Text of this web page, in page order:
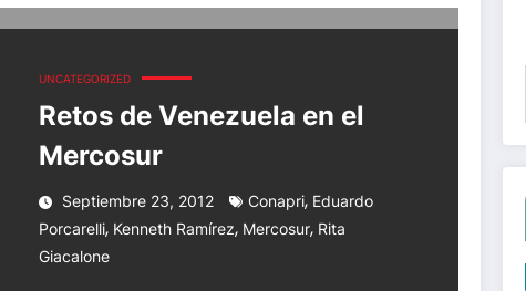
UNCATEGORIZED
Retos de Venezuela en el
Mercosur
Septiembre 23, 2012 Conapri, Eduardo
Porcarelli, Kenneth Ramírez, Mercosur, Rita
Giacalone